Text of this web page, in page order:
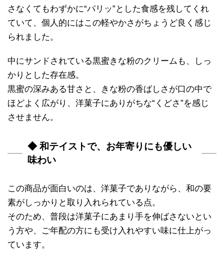
さなくてもわずかに“パリッ”とした食感を残してくれ
ていて、個人的にはこの軽やかさがちょうど良く感じ
られました。
中にサンドされている黒蜜きな粉のクリームも、しっ
かりとした存在感。
黒蜜の深みある甘さと、きな粉の香ばしさが口の中で
ほどよく広がり、洋菓子にありがちな“くどさ”を感じ
させません。
◆ 和テイストで、お年寄りにも優しい
味わい
この商品が面白いのは、洋菓子でありながら、和の要
素がしっかりと取り入れられている点。
そのため、普段は洋菓子にあまり手を伸ばさないとい
う方や、ご年配の方にも受け入れやすい味に仕上がっ
ています。